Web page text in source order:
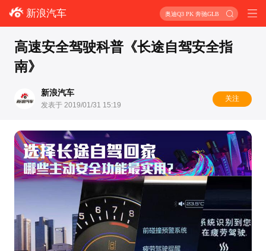
新浪汽车 奥迪Q3 PK 奔驰GLB
高速安全驾驶科普《长途自驾安全指
南》
新浪汽车
发表于 2019/01/31 15:19
关注